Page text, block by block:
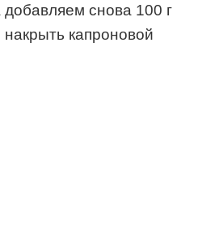
снова 100 г
капроновой